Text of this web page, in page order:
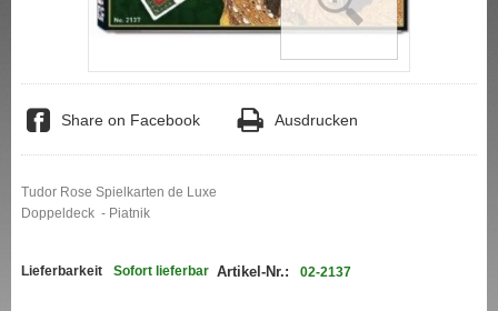
Share on Facebook Ausdrucken
Tudor Rose Spielkarten de Luxe
Doppeldeck - Piatnik
Lieferbarkeit Sofort lieferbar Artikel-Nr.: 02-2137